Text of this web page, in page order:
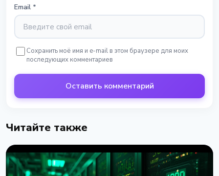
Email *
Сохранить моё имя и e-mail в этом браузере для моих
последующих комментариев
Оставить комментарий
Читайте также